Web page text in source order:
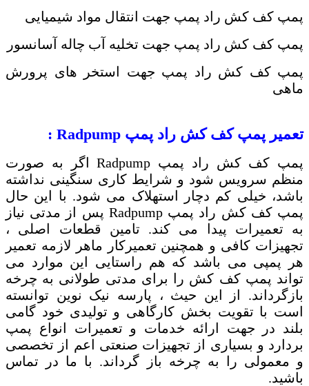
پمپ کف کش راد پمپ جهت انتقال مواد شیمیایی
پمپ کف کش راد پمپ جهت تخلیه آب چاله آسانسور
پمپ کف کش راد پمپ جهت استخر های پرورش
ماهی
تعمیر پمپ کف کش راد پمپ Radpump
:
پمپ کف کش راد پمپ Radpumpاگر به صورت
منظم سرویس شود و شرایط کاری سنگینی نداشته
باشد، خیلی کم دچار استهلاک می شود. با این حال
پمپ کف کش راد پمپRadpump ​​​​پس از مدتی نیاز
به تعمیرات پیدا می کند. تامین قطعات اصلی ،
تجهیزات کافی و همچنین تعمیرکار ماهر لازمه تعمیر
هر پمپی می باشد که هم راستایی این موارد می
تواند پمپ کف کش را برای مدتی طولانی به چرخه
بازگرداند. از این حیث ، پارسه نیک نوین توانسته
است با تقویت بخش کارگاهی و تولیدی خود گامی
بلند در جهت ارائه خدمات و تعمیرات انواع پمپ
بردارد و بسیاری از تجهیزات صنعتی اعم از تخصصی
و معمولی را به چرخه باز گرداند. با ما در تماس
باشید.